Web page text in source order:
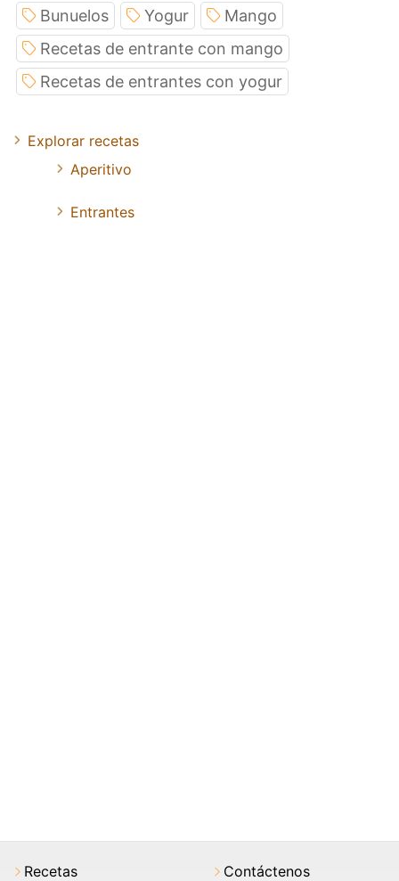
Bunuelos Yogur
Mango
Recetas de entrante con mango
Recetas de entrantes con yogur
Explorar recetas
Aperitivo
Entrantes
Recetas Contáctenos